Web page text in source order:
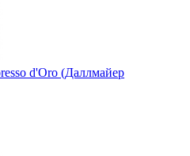
d'Oro (Даллмайер